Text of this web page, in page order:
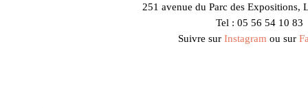
251 avenue du Parc des Expositions,
Tel : 05 56 54 10 83
Suivre surInstagramou sur